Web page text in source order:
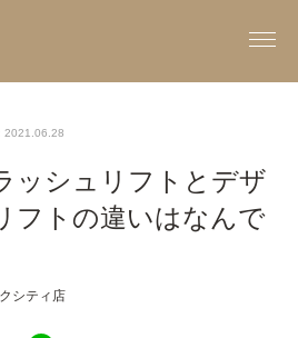
2021.06.28
ッシュリフトとデザ
フトの違いはなんで
シティ店